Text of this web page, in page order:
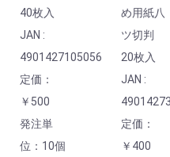
40枚入
JAN :
4901427105056
定価：
￥500
発注単
位：10個
め用紙八
ツ切判
20枚入
JAN :
定価：
￥400